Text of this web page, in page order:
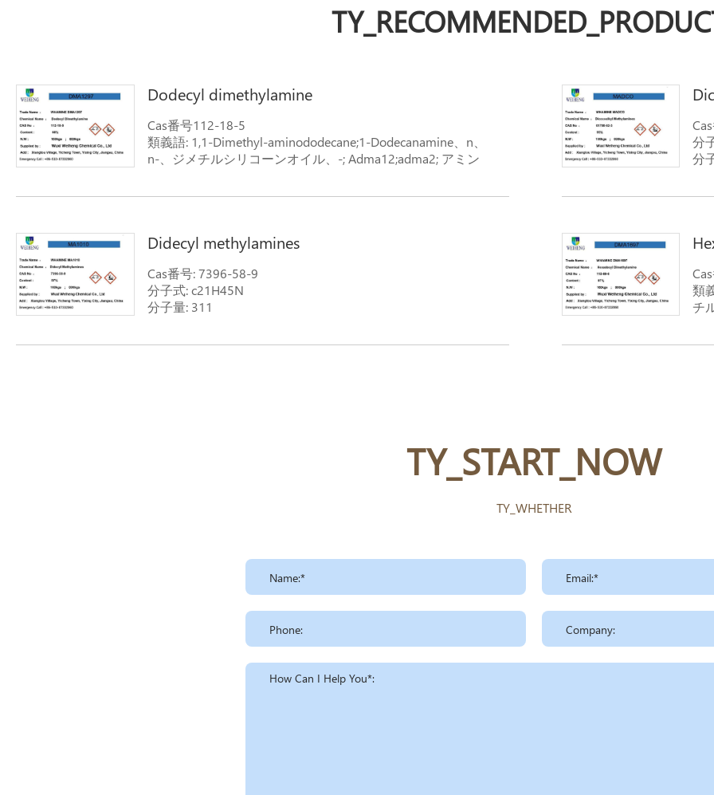
Dodecyl dimethylamine
Cas番号112-18-5
類義語: 1,1-Dimethyl-aminododecane;1-Dodecanamine、n、
n-、ジメチルシリコーンオイル、-; Adma12;adma2; アミン
分
分
Didecyl methylamines
Cas番号: 7396-58-9
分子式: c21H45N
分子量: 311
類
チ
TY_START_NOW
TY_WHETHER